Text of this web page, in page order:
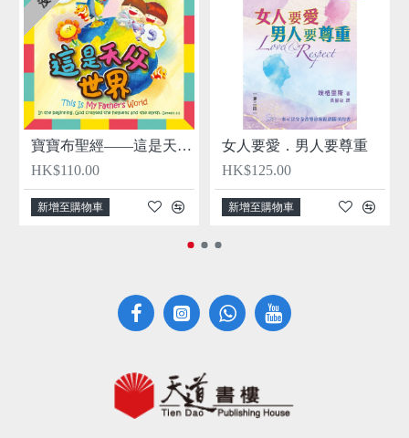
寶寶布聖經——這是天父的世界
HK$110.00
新增至購物車
女人要愛．男人要尊重
HK$125.00
新增至購物車